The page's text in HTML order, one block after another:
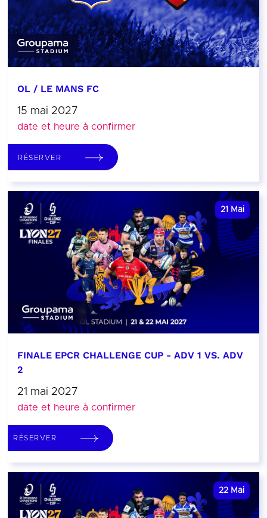
OL / LE MANS FC
15 mai 2027
date et heure à confirmer
RÉSERVER
21 Mai
FINALE EPCR CHALLENGE CUP - ADV 1 VS. ADV
2
21 mai 2027
date et heure à confirmer
RÉSERVER
22 Mai